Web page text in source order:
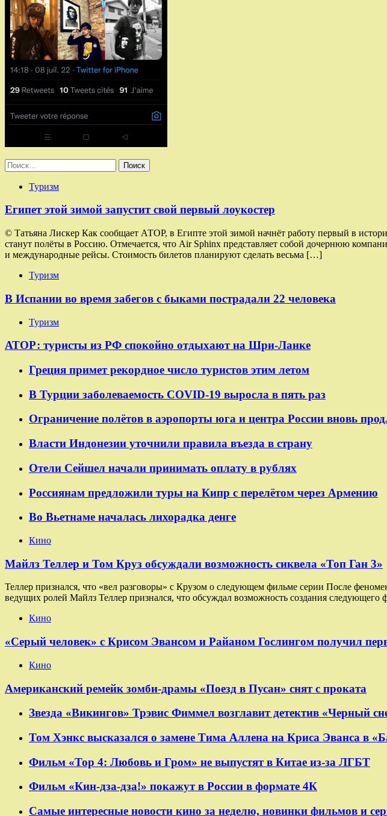
Найти:
Туризм
Египет этой зимой запустит свой первый лоукостер
© Татьяна Лискер Как сообщает АТОР, в Египте этой зимой начнёт работу первый в
станут полёты в Россию. Отмечается, что Air Sphinx представляет собой дочернюю
и международные рейсы. Стоимость билетов планируют сделать весьма […]
Туризм
В Испании во время забегов с быками пострадали 22 человека
Туризм
АТОР: туристы из РФ спокойно отдыхают на Шри-Ланке
Греция примет рекордное число туристов этим летом
В Турции заболеваемость COVID-19 выросла в пять раз
Ограничение полётов в аэропорты юга и центра России вновь
Власти Индонезии уточнили правила въезда в страну
Отели Сейшел начали принимать оплату в рублях
Россиянам предложили туры на Кипр с перелётом через Армению
Во Вьетнаме началась лихорадка денге
Кино
Майлз Теллер и Том Круз обсуждали возможность сиквела «Топ Ган 3»
Теллер признался, что «вел разговоры» с Крузом о следующем фильме серии После
ведущих ролей Майлз Теллер признался, что обсуждал возможность создания следующего
Кино
«Серый человек» с Крисом Эвансом и Райаном Гослингом получил
Кино
Американский ремейк зомби-драмы «Поезд в Пусан» снят с проката
Звезда «Викингов» Трэвис Фиммел возглавит детектив «Черный
Том Хэнкс высказался о замене Тима Аллена на Криса Эванса в
Фильм «Тор 4: Любовь и Гром» не выпустят в Китае из-за ЛГБТ
Фильм «Кин-дза-дза!» покажут в России в формате 4К
Самые интересные новости кино за неделю, новинки фильмов и